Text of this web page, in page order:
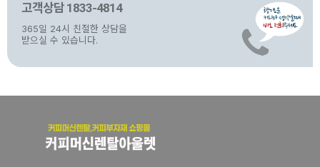
고객상담 1833-4814
365일 24시 친절한 상담을
받으실 수 있습니다.